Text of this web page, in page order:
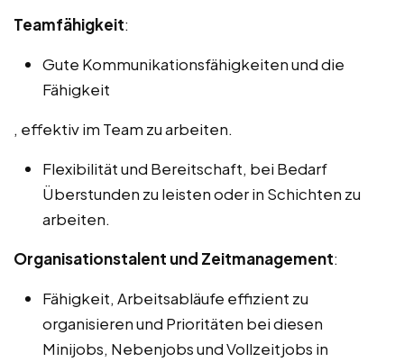
Teamfähigkeit:
Gute Kommunikationsfähigkeiten und die
Fähigkeit
, effektiv im Team zu arbeiten.
Flexibilität und Bereitschaft, bei Bedarf
Überstunden zu leisten oder in Schichten zu
arbeiten.
Organisationstalent und Zeitmanagement:
Fähigkeit, Arbeitsabläufe effizient zu
organisieren und Prioritäten bei diesen
Minijobs, Nebenjobs und Vollzeitjobs in